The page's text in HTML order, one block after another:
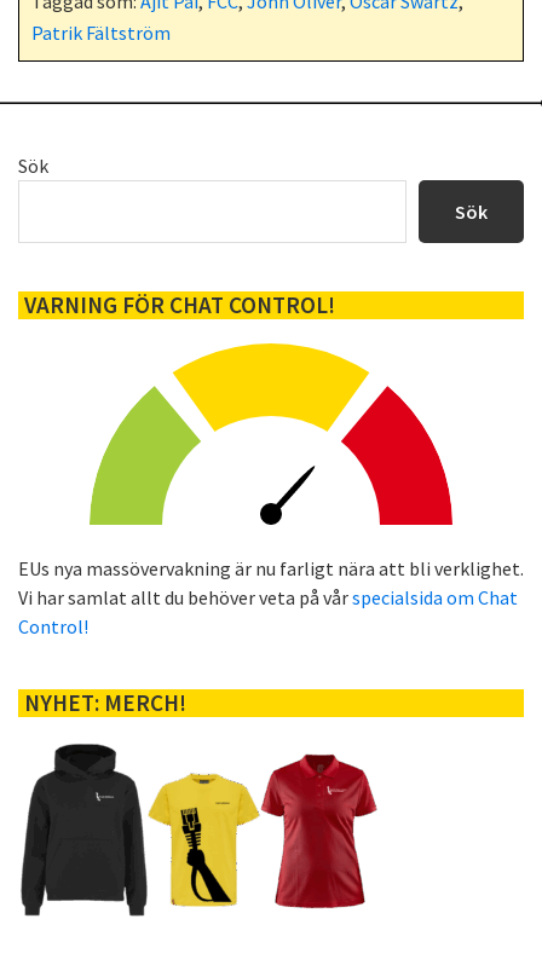
Patrik Fältström
Primärt
Sök
Sök
VARNING FÖR CHAT CONTROL!
EUs nya massövervakning är nu farligt nära att bli verklighet.
Vi har samlat allt du behöver veta på vårspecialsida om Chat
Control!
NYHET: MERCH!